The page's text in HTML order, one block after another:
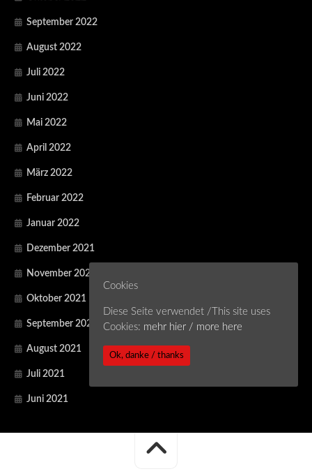
September 2022
August 2022
Juli 2022
Juni 2022
Mai 2022
April 2022
März 2022
Februar 2022
Januar 2022
Dezember 2021
November 2021
Oktober 2021
September 2021
August 2021
Juli 2021
Juni 2021
Cookies
Diese Seite verwendet /This site uses
Cookies: mehr hier / more here
Ok, danke / thanks